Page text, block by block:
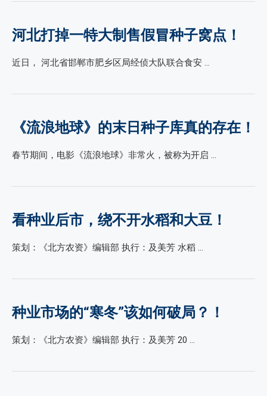
河北打掉一特大制售假冒种子窝点！
近日， 河北省邯郸市肥乡区局经侦大队联合食安 …
《流浪地球》的末日种子库真的存在！
春节期间，电影《流浪地球》非常火，被称为开启 …
看种业后市，绕不开水稻和大豆！
策划：《北方农资》编辑部 执行：及美芳 水稻 …
种业市场的“寒冬”该如何破局？！
策划：《北方农资》编辑部 执行：及美芳 20 …